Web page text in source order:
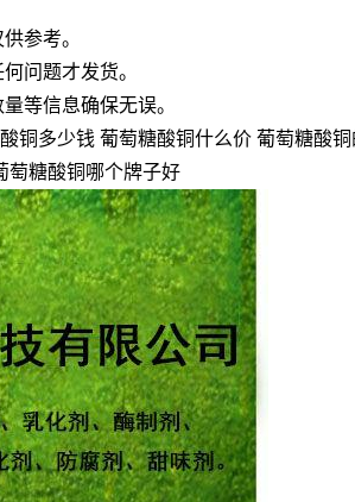
参考。
问题才发货。
等信息确保无误。
多少钱 葡萄糖酸铜什么价 葡萄糖酸
萄糖酸铜哪个牌子好